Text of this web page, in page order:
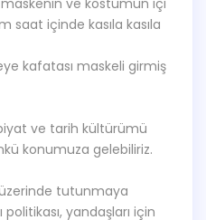
maskenin ve kostümün içi
saat içinde kasıla kasıla
kafatası maskeli girmiş
ve tarih kültürümü
konumuza gelebiliriz.
tutunmaya
politikası, yandaşları için